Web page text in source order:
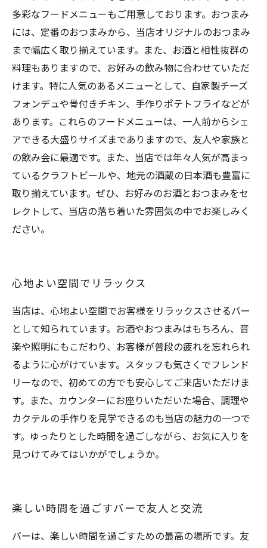
多彩なフードメニューもご用意しております。おつまみ
には、定番のおつまみから、当店オリジナルのおつまみ
まで幅広く取り揃えています。また、お酒と相性抜群の
料理もありますので、お好みの飲み物に合わせていただ
けます。特に人気のあるメニューとして、自家製チーズ
フォンデュや骨付きチキン、手作りポテトフライなどが
あります。これらのフードメニューは、一人前からシェ
アできる大盛りサイズまでありますので、友人や家族と
の飲み会に最適です。また、当店では年々人気が高まっ
ているクラフトビールや、地元の酒蔵の日本酒も豊富に
取り揃えています。ぜひ、お好みのお酒とおつまみをセ
レクトして、当店の落ち着いた雰囲気の中でお楽しみく
ださい。
心地よい空間でリラックス
当店は、心地よい空間でお客様をリラックスさせるバー
として知られています。お酒やおつまみはもちろん、音
楽や照明にもこだわり、お客様が普段の疲れを忘れられ
るように心がけています。スタッフも気さくでフレンド
リーなので、初めての方でも安心してご来店いただけま
す。また、カウンターにお座りいただいた場合、調理や
カクテルの手作りを見学できるのも当店の魅力の一つで
す。ゆったりとした時間を過ごしながら、お気に入りを
見つけてみてはいかがでしょうか。
楽しい時間を過ごすバーで友人と交流
バーは、楽しい時間を過ごすための最高の場所です。友